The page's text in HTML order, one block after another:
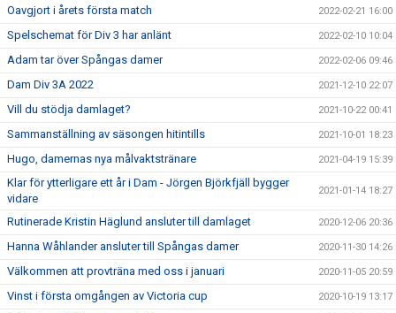
Oavgjort i årets första match 2022-02-21 16:00
Spelschemat för Div 3 har anlänt 2022-02-10 10:04
Adam tar över Spångas damer 2022-02-06 09:46
Dam Div 3A 2022 2021-12-10 22:07
Vill du stödja damlaget? 2021-10-22 00:41
Sammanställning av säsongen hitintills 2021-10-01 18:23
Hugo, damernas nya målvaktstränare 2021-04-19 15:39
Klar för ytterligare ett år i Dam - Jörgen Björkfjäll bygger
vidare
2021-01-14 18:27
Rutinerade Kristin Häglund ansluter till damlaget 2020-12-06 20:36
Hanna Wåhlander ansluter till Spångas damer 2020-11-30 14:26
Välkommen att provträna med oss i januari 2020-11-05 20:59
Vinst i första omgången av Victoria cup 2020-10-19 13:17